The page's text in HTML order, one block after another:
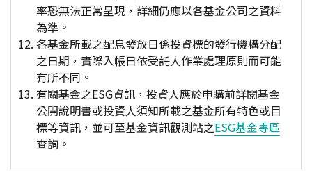
率恐無法正常呈現，詳細仍應以各基金公司之資料
為準。
各基金所載之配息發放日係投資標的發行機構分配
之日期，實際入帳日依受託人作業處理原則而可能
有所不同。
有關基金之ESG資訊，投資人應於申購前詳閱基金
公開說明書或投資人須知所載之基金所有特色或目
標等資訊，並可至基金資訊觀測站之ESG基金專區
查詢。